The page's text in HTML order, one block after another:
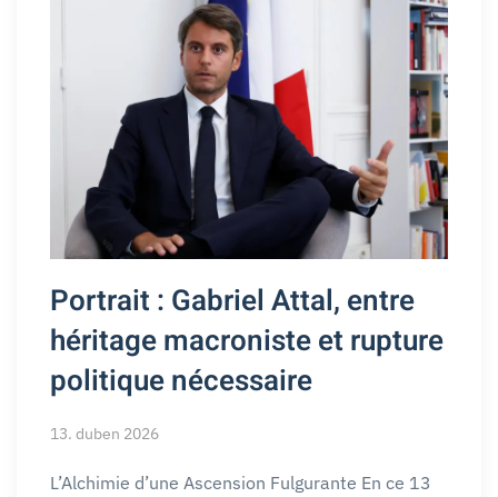
Portrait : Gabriel Attal, entre
héritage macroniste et rupture
politique nécessaire
13. duben 2026
L’Alchimie d’une Ascension Fulgurante En ce 13